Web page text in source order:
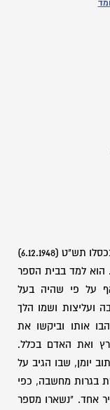
בנם יחידם של מרדכי ופסיה. נולד ביום ד' בכסלו תש"ט (6.12.1948)
הוא למד בבית הספר
על פי שהיה בעל
ועליצות ושמו הלך
אותו וביקשו את
ואת האדם בכלל.
יומן, שבו הגיב על
בגרות מחשבה, כפי
אחד. "נשארו מספר